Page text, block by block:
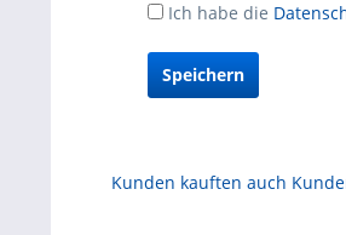
Ich habe die
Speichern
Kunden kauften auch